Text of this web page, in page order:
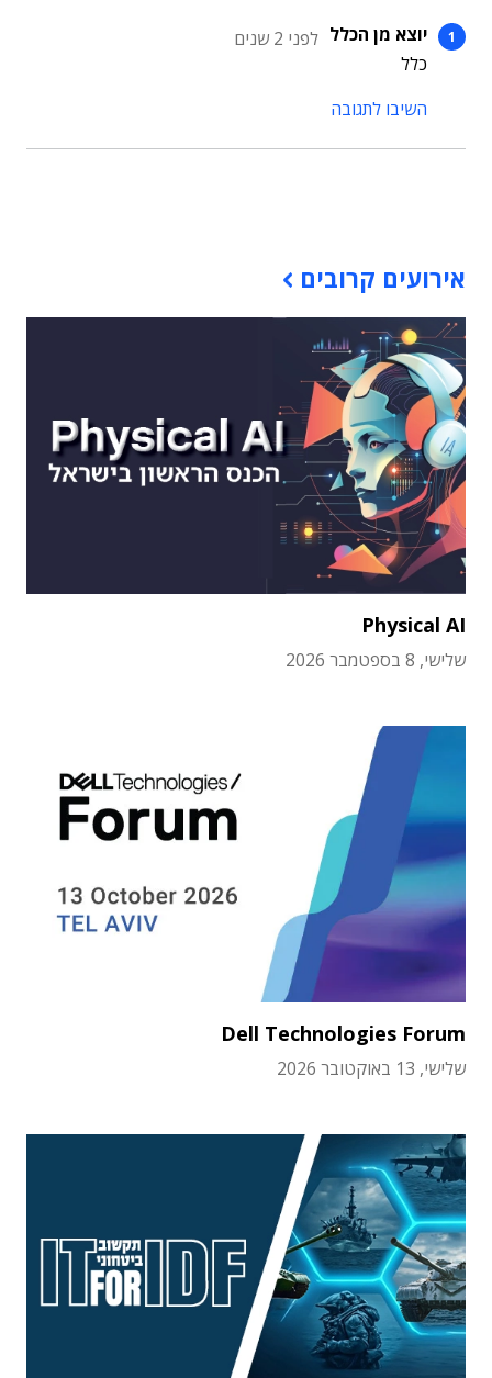
יוצא מן הכלל לפני 2 שנים
כלל
השיבו לתגובה
אירועים קרובים
Physical AI
שלישי, 8 בספטמבר 2026
Dell Technologies Forum
שלישי, 13 באוקטובר 2026